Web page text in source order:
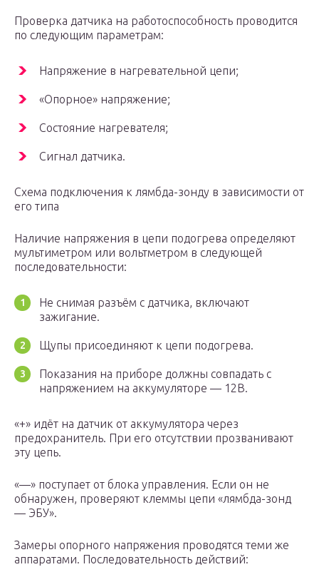
Проверка датчика на работоспособность проводится
по следующим параметрам:
Напряжение в нагревательной цепи;
«Опорное» напряжение;
Состояние нагревателя;
Сигнал датчика.
Схема подключения к лямбда-зонду в зависимости от
его типа
Наличие напряжения в цепи подогрева определяют
мультиметром или вольтметром в следующей
последовательности:
Не снимая разъём с датчика, включают
зажигание.
Щупы присоединяют к цепи подогрева.
Показания на приборе должны совпадать с
напряжением на аккумуляторе — 12В.
«+» идёт на датчик от аккумулятора через
предохранитель. При его отсутствии прозванивают
эту цепь.
«—» поступает от блока управления. Если он не
обнаружен, проверяют клеммы цепи «лямбда-зонд
— ЭБУ».
Замеры опорного напряжения проводятся теми же
аппаратами. Последовательность действий: